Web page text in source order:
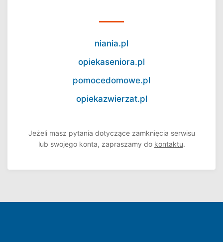
niania.pl
opiekaseniora.pl
pomocedomowe.pl
opiekazwierzat.pl
Jeżeli masz pytania dotyczące zamknięcia serwisu
lub swojego konta, zapraszamy do kontaktu.